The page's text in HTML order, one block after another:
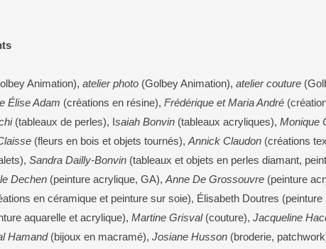
Animation), atelier photo (Golbey Animation), atelier couture
Élise Adam (créations en résine), Frédérique et Maria André
(tableaux de perles), Isaiah Bonvin (tableaux acryliques), Monique
(fleurs en bois et objets tournés), Annick Claudon (créations
Sandra Dailly-Bonvin (tableaux et objets en perles diamant,
Dechen (peinture acrylique, GA), Anne De Grossouvre (peinture
en céramique et peinture sur soie), Élisabeth Doutres
aquarelle et acrylique), Martine Grisval(couture), Jacqueline
Hamand(bijoux en macramé), Josiane Husson (broderie,